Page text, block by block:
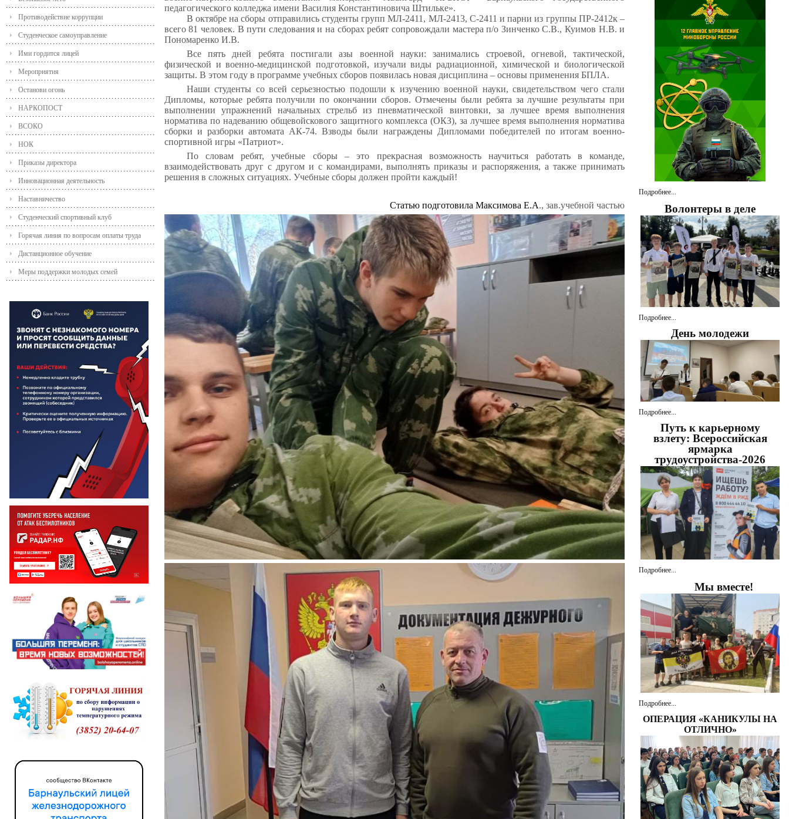
Противодействие коррупции
Студенческое самоуправление
Ими гордится лицей
Мероприятия
Останови огонь
НАРКОПОСТ
ВСОКО
НОК
Приказы директора
Инновационная деятельность
Наставничество
Студенческий спортивный клуб
Горячая линия по вопросам оплаты труда
Дистанционное обучение
Меры поддержки молодых семей
педагогического колледжа имени Василия Константиновича Штильке».
В октябре на сборы отправились студенты групп МЛ-2411, МЛ-2413, С-2411 и парни из группы ПР-2412к –
всего 81 человек. В пути следования и на сборах ребят сопровождали мастера п/о Зинченко С.В., Куимов Н.В. и
Пономаренко И.В.
Все пять дней ребята постигали азы военной науки: занимались строевой, огневой, тактической,
физической и военно-медицинской подготовкой, изучали виды радиационной, химической и биологической
защиты. В этом году в программе учебных сборов появилась новая дисциплина – основы применения БПЛА.
Наши студенты со всей серьезностью подошли к изучению военной науки, свидетельством чего стали
Дипломы, которые ребята получили по окончании сборов. Отмечены были ребята за лучшие результаты при
выполнении упражнений начальных стрельб из пневматической винтовки, за лучшее время выполнения
норматива по надеванию общевойскового защитного комплекса (ОКЗ), за лучшее время выполнения норматива
сборки и разборки автомата АК-74. Взводы были награждены Дипломами победителей по итогам военно-
спортивной игры «Патриот».
По словам ребят, учебные сборы – это прекрасная возможность научиться работать в команде,
взаимодействовать друг с другом и с командирами, выполнять приказы и распоряжения, а также принимать
решения в сложных ситуациях. Учебные сборы должен пройти каждый!
Статью подготовила Максимова Е.А., зав.учебной частью
Подробнее...
Волонтеры в деле
Подробнее...
День молодежи
Подробнее...
Путь к карьерному
взлету: Всероссийская
ярмарка
трудоустройства-2026
Подробнее...
Мы вместе!
Подробнее...
ОПЕРАЦИЯ «КАНИКУЛЫ НА
ОТЛИЧНО»